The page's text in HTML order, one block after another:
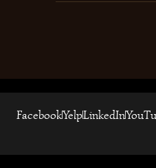
FacebookYelpLinkedIn